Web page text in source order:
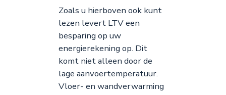
Zoals u hierboven ook kunt
lezen levert LTV een
besparing op uw
energierekening op. Dit
komt niet alleen door de
lage aanvoertemperatuur.
Vloer- en wandverwarming